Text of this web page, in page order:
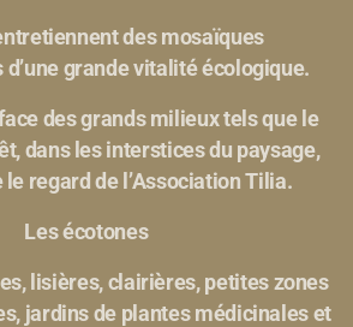
des mosaïques
d’une grande vitalité écologique.
des grands milieux tels que le
dans les interstices du paysage,
le regard de l’Association Tilia.
Les écotones
lisières, clairières, petites zones
jardins de plantes médicinales et